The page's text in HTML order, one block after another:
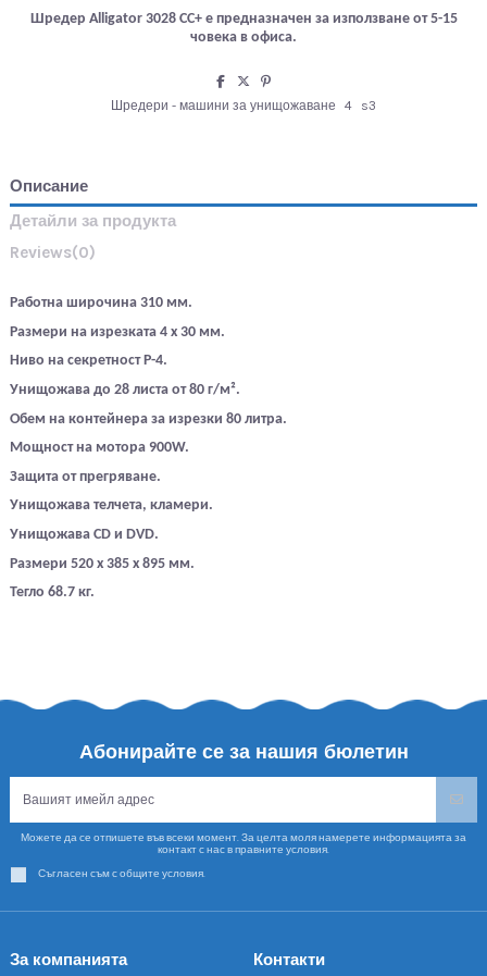
Шредер Alligator 3028 CC+ е предназначен за използване от 5-15
човека в офиса.
Шредери - машини за унищожаване 4 s3
Описание
Детайли за продукта
Reviews(0)
Работна широчина 310 мм.
Размери на изрезката 4 x 30 мм.
Ниво на секретност P-4.
Унищожава до 28 листа от 80 г/м².
Обем на контейнера за изрезки 80 литра.
Мощност на мотора 900W.
Защита от прегряване.
Унищожава телчета, кламери.
Унищожава CD и DVD.
Размери 520 x 385 x 895 мм.
Тегло 68.7 кг.
Абонирайте се за нашия бюлетин
Можете да се отпишете във всеки момент. За целта моля намерете информацията за
контакт с нас в правните условия.
Съгласен съм с общите условия.
За компанията Контакти